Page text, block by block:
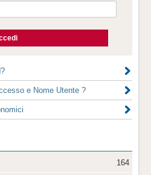
e Nome Utente ?
164